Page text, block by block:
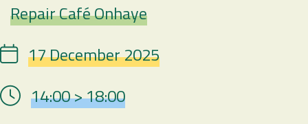
Repair Café
Repair Café Onhaye
Date 17 December 2025
Hour 14:00 > 18:00